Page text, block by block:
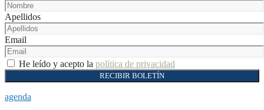
Apellidos
Email
He leído y acepto la política de privacidad
RECIBIR BOLETÍN
agenda